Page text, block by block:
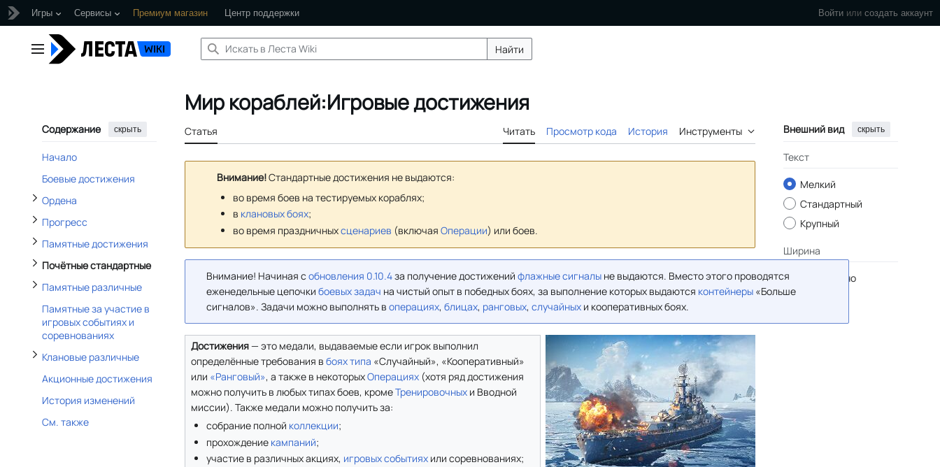
Войти или создать аккаунт
Игры Сервисы Премиум магазин Центр поддержки
содержанию
Главное меню Найти
Содержание скрыть
Начало
Боевые достижения
Ордена
Отобразить/Скрыть подраздел Ордена
Прогресс
Отобразить/Скрыть подраздел Прогресс
Памятные достижения
Отобразить/Скрыть подраздел Памятные достижения
Почётные стандартные
Отобразить/Скрыть подраздел Почётные стандартные
Памятные различные
Отобразить/Скрыть подраздел Памятные различные
Памятные за участие в
игровых событиях и
соревнованиях
Клановые различные
Отобразить/Скрыть подраздел Клановые различные
Акционные достижения
История изменений
См. также
Мир кораблей:Игровые достижения
Статья Читать Просмотр кода История Инструменты Внешний вид скрыть
Текст
Мелкий
Стандартный
Крупный
Ширина
Стандартно
Внимание!Стандартные достижения не выдаются:
во время боев на тестируемых кораблях;
в клановых боях;
во время праздничныхсценариев (включая Операции) или боев.
Внимание! Начиная с обновления 0.10.4за получение достижений флажные сигналыне выдаются. Вместо этого проводятся
еженедельные цепочки боевых задач на чистый опыт в победных боях, за выполнение которых выдаются контейнеры«Больше
сигналов». Задачи можно выполнять в операциях, блицах, ранговых, случайныхи кооперативных боях.
Достижения— это медали, выдаваемые если игрок выполнил
определённые требования в боях типа «Случайный», «Кооперативный»
или «Ранговый», а также в некоторыхОперациях (хотя ряд достижения
можно получить в любых типах боев, кромеТренировочных и Вводной
миссии). Также медали можно получить за:
собрание полной коллекции;
прохождение кампаний;
участие в различных акциях, игровых событиях или соревнованиях;